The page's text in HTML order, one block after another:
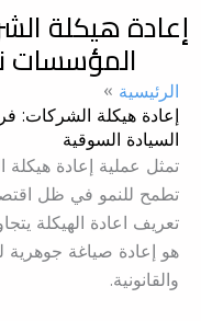
إعادة هيكلة
المؤسسات
الرئيسية
إعادة هيكلة الشركات:
السيادة السوقية
تمثل عملية إعادة
تطمح للنمو في ظل
تعريف اعادة الهيكلة
هو إعادة صياغة جوهرية
والقانونية.